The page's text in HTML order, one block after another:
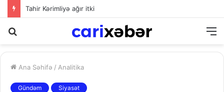
Tahir Kərimliyə ağır itki
Ana Səhifə / Analitika
Gündəm Siyasət